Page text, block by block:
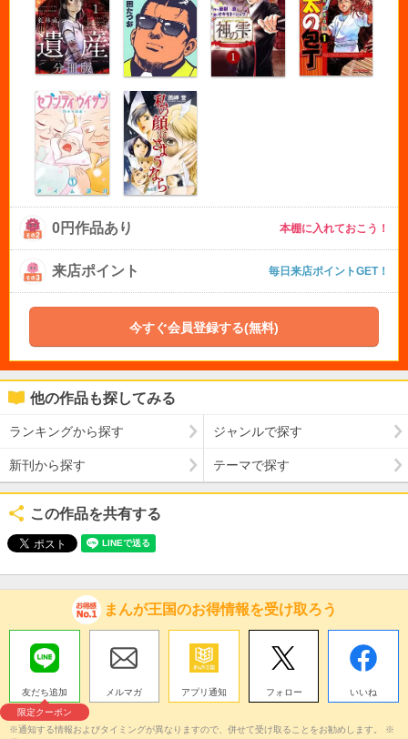
0円作品あり 本棚に入れておこう！
来店ポイント 毎日来店ポイントGET！
今すぐ会員登録する(無料)
他の作品も探してみる
ランキングから探す ジャンルで探す
新刊から探す テーマで探す
この作品を共有する
まんが王国のお得情報を受け取ろう
友だち追加
限定クーポン
メルマガ アプリ通知 フォロー いいね
※通知する情報およびタイミングが異なりますので、併せて受け取ることをお勧めします。 ※